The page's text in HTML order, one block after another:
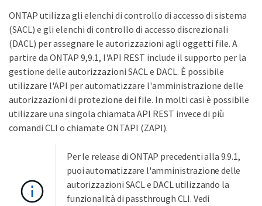
ONTAP utilizza gli elenchi di controllo di accesso di sistema
(SACL) e gli elenchi di controllo di accesso discrezionali
(DACL) per assegnare le autorizzazioni agli oggetti file. A
partire da ONTAP 9,9.1, l'API REST include il supporto per la
gestione delle autorizzazioni SACL e DACL. È possibile
utilizzare l'API per automatizzare l'amministrazione delle
autorizzazioni di protezione dei file. In molti casi è possibile
utilizzare una singola chiamata API REST invece di più
comandi CLI o chiamate ONTAPI (ZAPI).
Per le release di ONTAP precedenti alla 9.9.1,
puoi automatizzare l'amministrazione delle
autorizzazioni SACL e DACL utilizzando la
funzionalità di passthrough CLI. Vedi